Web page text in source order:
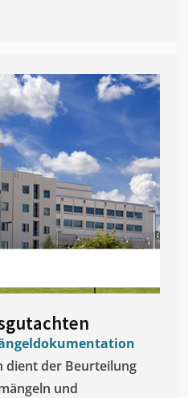
dient der Beurteilung
und